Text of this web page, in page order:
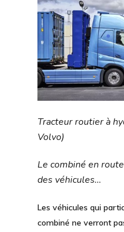
Tracteur routier à
Volvo)
Le combiné en
des véhicules…
Les véhicules qui
combiné ne verront